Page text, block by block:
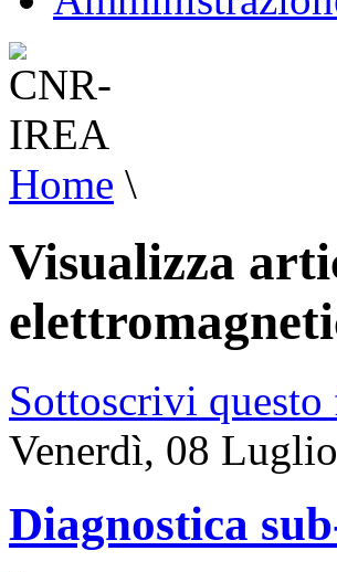
Home \
Visualizza
Sottoscrivi questo
Venerdì, 08
Diagnostica